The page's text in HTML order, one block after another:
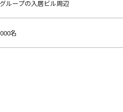
ループの入居ビル周辺
名